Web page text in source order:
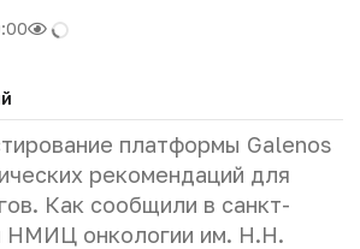
платформы Galenos
рекомендаций для
Как сообщили в санкт-
НМИЦ онкологии им. Н.Н.